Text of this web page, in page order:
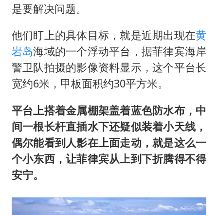
是要解决问题。
他们盯上的具体目标，就是近期出现在黄
岩岛海域的一个浮动平台，据菲律宾海岸
警卫队拍摄的影像资料显示，这个平台长
宽约6米，甲板面积约30平方米。
平台上搭着金属棚架盖着蓝色防水布，中
间一根长杆直插水下还疑似装着小天线，
偶尔能看到人影在上面走动，就是这么一
个小东西，让菲律宾从上到下折腾得不得
安宁。